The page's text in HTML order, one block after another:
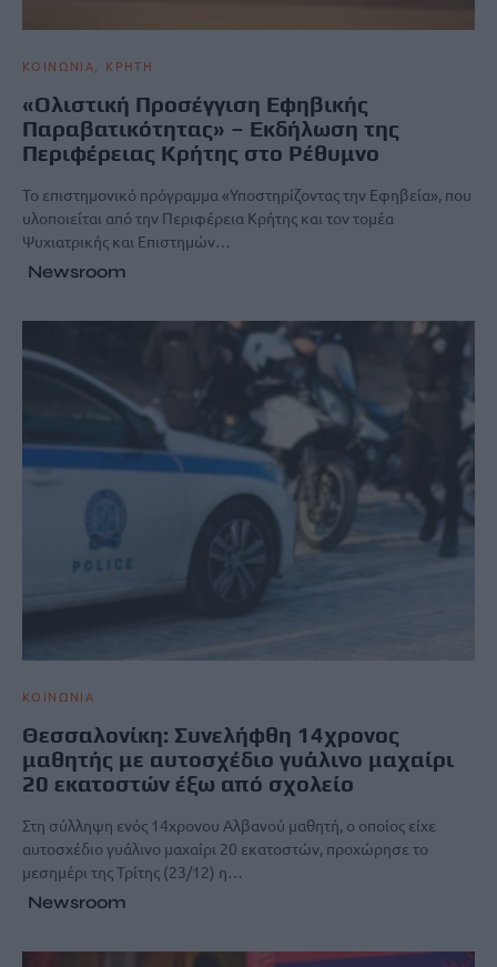
ΚΟΙΝΩΝΙΑ ΚΡΗΤΗ
«Ολιστική Προσέγγιση Εφηβικής
Παραβατικότητας» – Εκδήλωση της
Περιφέρειας Κρήτης στο Ρέθυμνο
Το επιστημονικό πρόγραμμα «Υποστηρίζοντας την Εφηβεία», που
υλοποιείται από την Περιφέρεια Κρήτης και τον τομέα
Ψυχιατρικής και Επιστημών…
Newsroom
ΚΟΙΝΩΝΙΑ
Θεσσαλονίκη: Συνελήφθη 14χρονος
μαθητής με αυτοσχέδιο γυάλινο μαχαίρι
20 εκατοστών έξω από σχολείο
Στη σύλληψη ενός 14χρονου Αλβανού μαθητή, ο οποίος είχε
αυτοσχέδιο γυάλινο μαχαίρι 20 εκατοστών, προχώρησε το
μεσημέρι της Τρίτης (23/12) η…
Newsroom